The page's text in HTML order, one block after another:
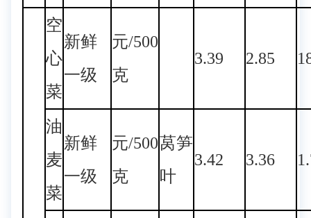
空
心
菜
新鲜
一级
元/500
克
3.39 2.85
油
麦
菜
新鲜
一级
元/500
克
莴笋
叶
3.42 3.36